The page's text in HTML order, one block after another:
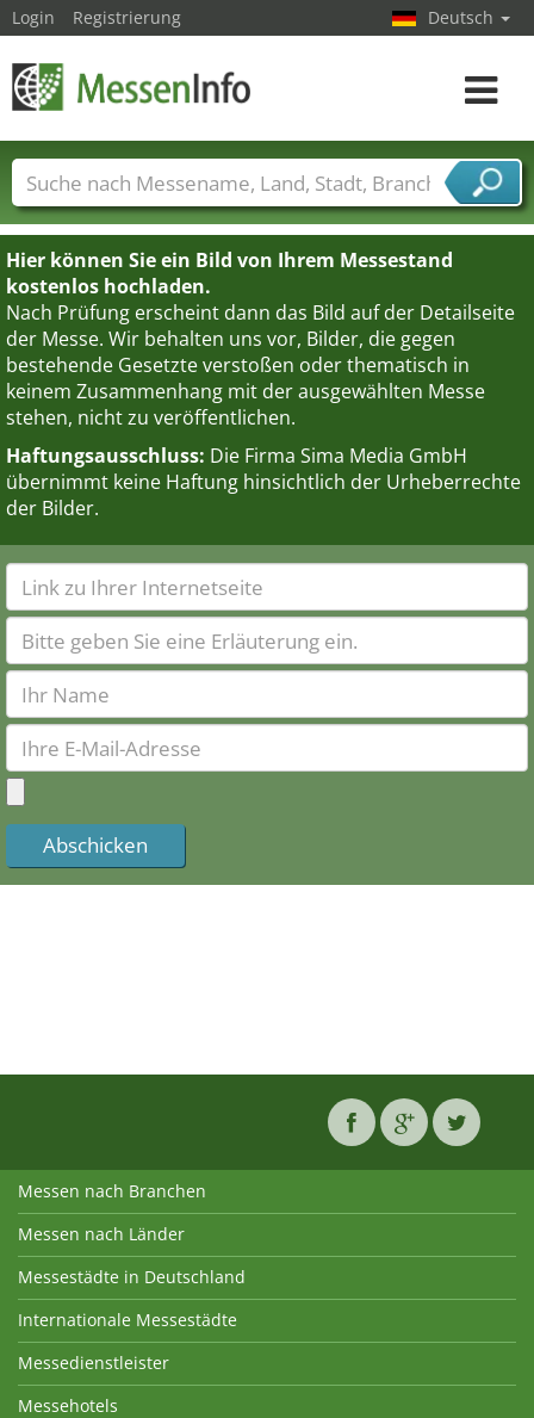
Hier können Sie ein Bild von Ihrem Messestand
kostenlos hochladen.
Nach Prüfung erscheint dann das Bild auf der Detailseite
der Messe. Wir behalten uns vor, Bilder, die gegen
bestehende Gesetzte verstoßen oder thematisch in
keinem Zusammenhang mit der ausgewählten Messe
stehen, nicht zu veröffentlichen.
Haftungsausschluss: Die Firma Sima Media GmbH
übernimmt keine Haftung hinsichtlich der Urheberrechte
der Bilder.
Login Registrierung Deutsch
Toggle
Messenamen Länder Städte
Branchen
Dienstleisterbranchen
Messen nach Branchen
Messen nach Länder
Messestädte in Deutschland
Internationale Messestädte
Messedienstleister
Messehotels